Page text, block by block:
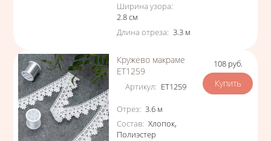
Ширина узора:
2.8см
Длина отреза: 3.3 м
Кружево макраме
ЕТ1259
Артикул: ЕТ1259
Характеристики
Отрез: 3.6 м
Состав: Хлопок,
Полиэстер
Цена
108 руб.